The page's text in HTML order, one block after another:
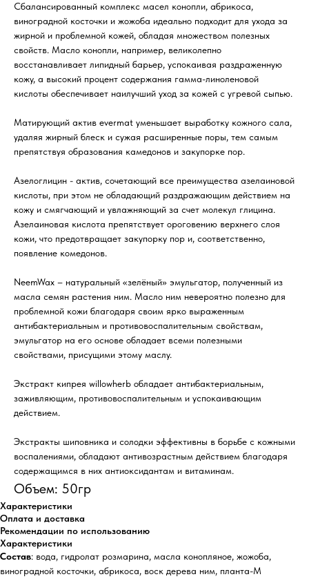
Сбалансированный комплекс масел конопли, абрикоса,
виноградной косточки и жожоба идеально подходит для ухода за
жирной и проблемной кожей, обладая множеством полезных
свойств. Масло конопли, например, великолепно
восстанавливает липидный барьер, успокаивая раздраженную
кожу, а высокий процент содержания гамма-линоленовой
кислоты обеспечивает наилучший уход за кожей с угревой сыпью.
Матирующий актив evermat уменьшает выработку кожного сала,
удаляя жирный блеск и сужая расширенные поры, тем самым
препятствуя образования камедонов и закупорке пор.
Азелоглицин - актив, сочетающий все преимущества азелаиновой
кислоты, при этом не обладающий раздражающим действием на
кожу и смягчающий и увлажняющий за счет молекул глицина.
Азелаиновая кислота препятствует ороговению верхнего слоя
кожи, что предотвращает закупорку пор и, соответственно,
появление комедонов.
NeemWax – натуральный «зелёный» эмульгатор, полученный из
масла семян растения ним. Масло ним невероятно полезно для
проблемной кожи благодаря своим ярко выраженным
антибактериальным и противовоспалительным свойствам,
эмульгатор на его основе обладает всеми полезными
свойствами, присущими этому маслу.
Экстракт кипрея willowherb обладает антибактериальным,
заживляющим, противовоспалительным и успокаивающим
действием.
Экстракты шиповника и солодки эффективны в борьбе с кожными
воспалениями, обладают антивозрастным действием благодаря
содержащимся в них антиоксидантам и витаминам.
Объем: 50гр
Характеристики
Оплата и доставка
Рекомендации по использованию
Характеристики
Состав: вода, гидролат розмарина, масла конопляное, жожоба,
виноградной косточки, абрикоса, воск дерева ним, планта-М